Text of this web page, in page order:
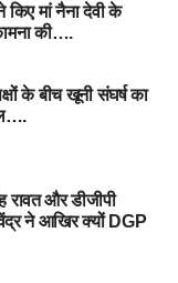
किए मां नैना देवी के
की….
के बीच खूनी संघर्ष का
रावत और डीजीपी
ने आखिर क्यों DGP